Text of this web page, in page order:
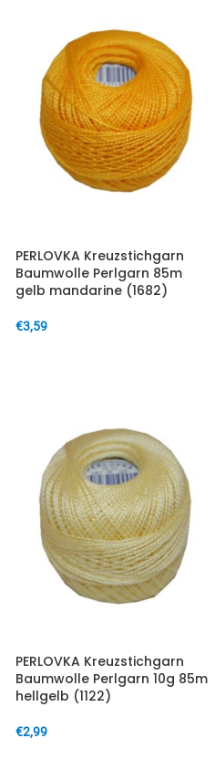
PERLOVKA Kreuzstichgarn
Baumwolle Perlgarn 85m
gelb mandarine (1682)
€3,59
PERLOVKA Kreuzstichgarn
Baumwolle Perlgarn 10g 85m
hellgelb (1122)
€2,99